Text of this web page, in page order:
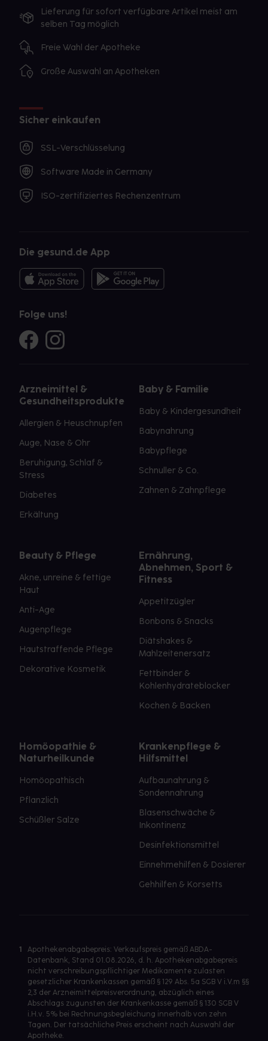
Lieferung für sofort verfügbare Artikel meist am
selben Tag möglich
Freie Wahl der Apotheke
Große Auswahl an Apotheken
Sicher einkaufen
SSL-Verschlüsselung
Software Made in Germany
ISO-zertifiziertes Rechenzentrum
Die gesund.de App
Folge uns!
Arzneimittel &
Gesundheitsprodukte
Allergien & Heuschnupfen
Auge, Nase & Ohr
Beruhigung, Schlaf &
Stress
Diabetes
Erkältung
Baby & Familie
Baby & Kindergesundheit
Babynahrung
Babypflege
Schnuller & Co.
Zahnen & Zahnpflege
Beauty & Pflege
Akne, unreine & fettige
Haut
Anti-Age
Augenpflege
Hautstraffende Pflege
Dekorative Kosmetik
Ernährung,
Abnehmen, Sport &
Fitness
Appetitzügler
Bonbons & Snacks
Diätshakes &
Mahlzeitenersatz
Fettbinder &
Kohlenhydrateblocker
Kochen & Backen
Homöopathie &
Naturheilkunde
Homöopathisch
Pflanzlich
Schüßler Salze
Krankenpflege &
Hilfsmittel
Aufbaunahrung &
Sondennahrung
Blasenschwäche &
Inkontinenz
Desinfektionsmittel
Einnehmehilfen & Dosierer
Gehhilfen & Korsetts
1
Apothekenabgabepreis: Verkaufspreis gemäß ABDA-
Datenbank, Stand 01.08.2026, d. h. Apothekenabgabepreis
nicht verschreibungspflichtiger Medikamente zulasten
gesetzlicher Krankenkassen gemäß § 129 Abs. 5a SGB V i.V.m §§
2,3 der Arzneimittelpreisverordnung, abzüglich eines
Abschlags zugunsten der Krankenkasse gemäß § 130 SGB V
i.H.v. 5% bei Rechnungsbegleichung innerhalb von zehn
Tagen. Der tatsächliche Preis erscheint nach Auswahl der
Apotheke.